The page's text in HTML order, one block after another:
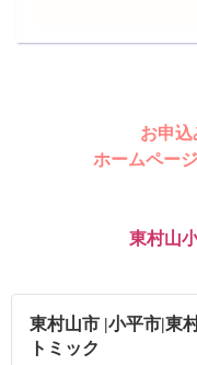
お申
ホームペー
東村山
東村山市 |小平市|東
トミック